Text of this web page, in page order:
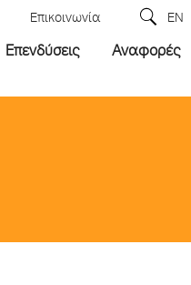
Επικοινωνία EN
Επενδύσεις Αναφορές